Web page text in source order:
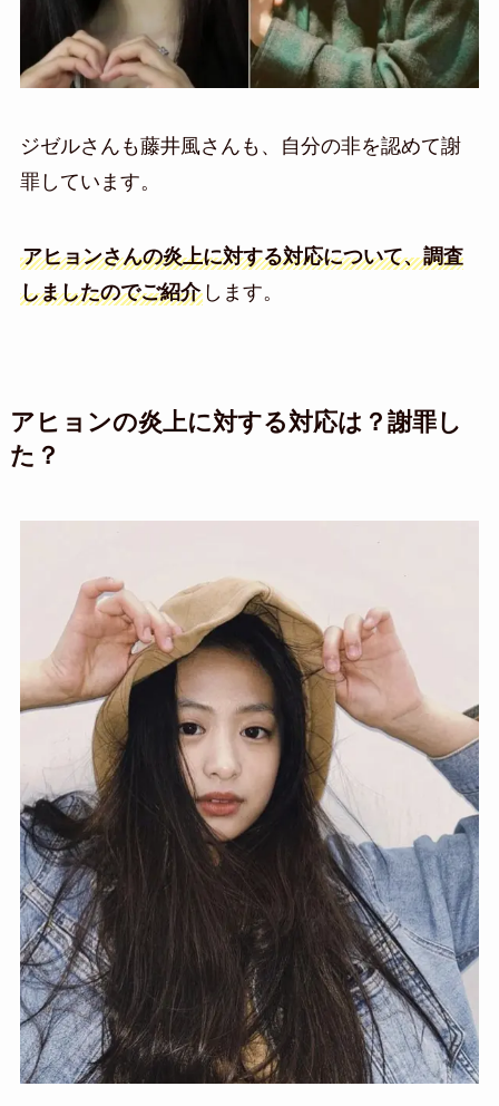
ジゼルさんも藤井風さんも、自分の非を認めて謝
罪しています。
アヒョンさんの炎上に対する対応について、調査
しましたのでご紹介します。
アヒョンの炎上に対する対応は？謝罪し
た？